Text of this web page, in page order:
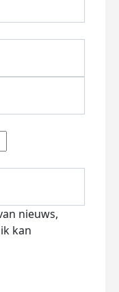
nieuws,
kan